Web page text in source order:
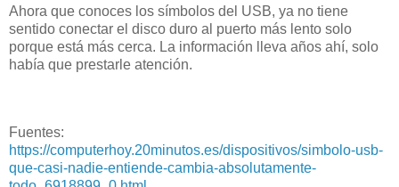
Ahora que conoces los símbolos del USB, ya no tiene
sentido conectar el disco duro al puerto más lento solo
porque está más cerca. La información lleva años ahí, solo
había que prestarle atención.
Fuentes:
https://computerhoy.20minutos.es/dispositivos/simbolo-usb-
que-casi-nadie-entiende-cambia-absolutamente-